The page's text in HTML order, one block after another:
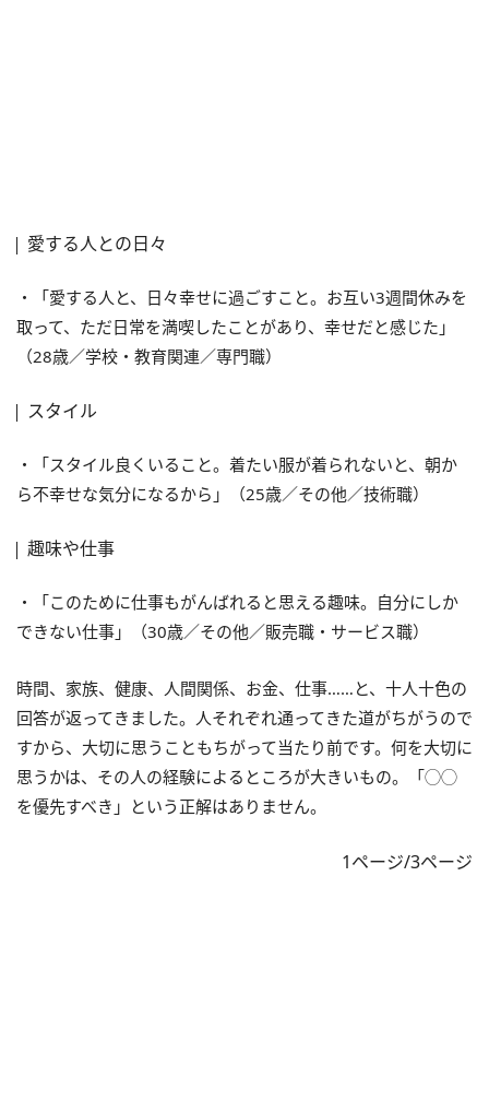
愛する人との日々
・「愛する人と、日々幸せに過ごすこと。お互い3週間休みを
取って、ただ日常を満喫したことがあり、幸せだと感じた」
（28歳／学校・教育関連／専門職）
スタイル
・「スタイル良くいること。着たい服が着られないと、朝か
ら不幸せな気分になるから」（25歳／その他／技術職）
趣味や仕事
・「このために仕事もがんばれると思える趣味。自分にしか
できない仕事」（30歳／その他／販売職・サービス職）
時間、家族、健康、人間関係、お金、仕事……と、十人十色の
回答が返ってきました。人それぞれ通ってきた道がちがうので
すから、大切に思うこともちがって当たり前です。何を大切に
思うかは、その人の経験によるところが大きいもの。「◯◯
を優先すべき」という正解はありません。
1ページ/3ページ